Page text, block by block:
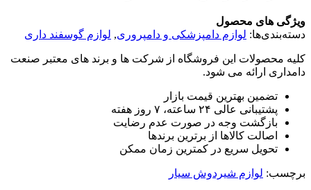
ویژگی های محصول
دسته‌بندی‌ها: لوازم دامپزشکی و دامپروری, لوازم گوسفند داری
کلیه محصولات این فروشگاه از شرکت ها و برند های معتبر صنعت
دامداری ارائه می شود.
تضمین بهترین قیمت بازار
پشتیبانی عالی ۲۴ ساعته، ۷ روز هفته
بازگشت وجه در صورت عدم رضایت
اصالت کالاها از برترین برندها
تحویل سریع در کمترین زمان ممکن
برچسب: لوازم شیردوش سیار